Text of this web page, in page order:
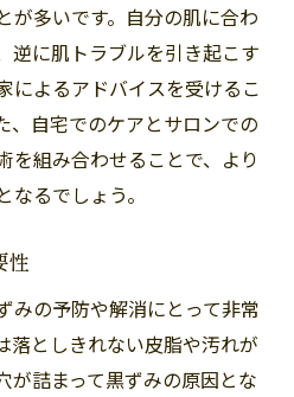
グの流れ
アアドバイス
ぶケアのポイント
南区大橋での毛穴ケア最
すめのケア方法
ための食生活の見直し
穴ケアの新常識
ランの提案
が多いです。自分の肌に合わ
逆に肌トラブルを引き起こす
によるアドバイスを受けるこ
、自宅でのケアとサロンでの
を組み合わせることで、より
るでしょう。
性
みの予防や解消にとって非常
落としきれない皮脂や汚れが
が詰まって黒ずみの原因とな